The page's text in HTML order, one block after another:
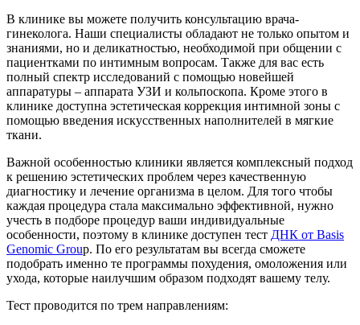
В клинике вы можете получить консультацию врача-
гинеколога. Наши специалисты обладают не только опытом и
знаниями, но и деликатностью, необходимой при общении с
пациентками по интимным вопросам. Также для вас есть
полный спектр исследований с помощью новейшей
аппаратуры – аппарата УЗИ и кольпоскопа. Кроме этого в
клинике доступна эстетическая коррекция интимной зоны с
помощью введения искусственных наполнителей в мягкие
ткани.
Важной особенностью клиники является комплексный подход
к решению эстетических проблем через качественную
диагностику и лечение организма в целом. Для того чтобы
каждая процедура стала максимально эффективной, нужно
учесть в подборе процедур ваши индивидуальные
особенности, поэтому в клинике доступен тест ДНК от Basis
Genomic Group. По его результатам вы всегда сможете
подобрать именно те программы похудения, омоложения или
ухода, которые наилучшим образом подходят вашему телу.
Тест проводится по трем направлениям: